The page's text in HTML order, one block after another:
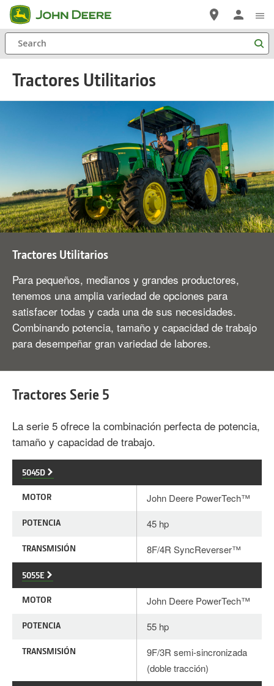
Saltar
a
contenido
principal
Search
Tractores Utilitarios
Tractores Utilitarios
Para pequeños, medianos y grandes productores,
tenemos una amplia variedad de opciones para
satisfacer todas y cada una de sus necesidades.
Combinando potencia, tamaño y capacidad de trabajo
para desempeñar gran variedad de labores.
Tractores Serie 5
La serie 5 ofrece la combinación perfecta de potencia,
tamaño y capacidad de trabajo.
5045D
MOTOR John Deere PowerTech™
POTENCIA 45 hp
TRANSMISIÓN 8F/4R SyncReverser™
5055E
MOTOR John Deere PowerTech™
POTENCIA 55 hp
TRANSMISIÓN
9F/3R semi-sincronizada
(doble tracción)